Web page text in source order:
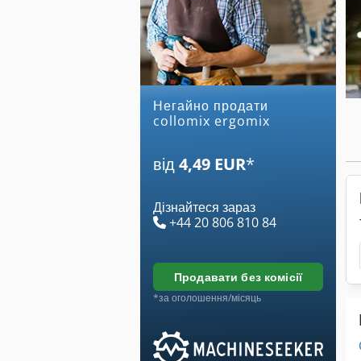
Негайно продати
collomix ergomix
від4,49 EUR*
Дізнайтеся зараз
+44 20 806 810 84
продавати без комісії
*за оголошення/місяць